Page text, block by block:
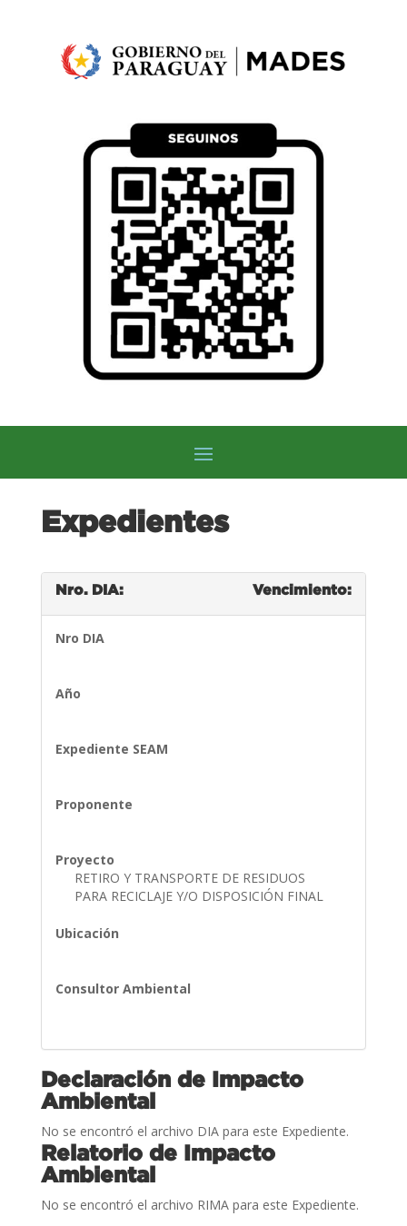
Expedientes
Nro. DIA: Vencimiento:
Nro DIA
Año
Expediente SEAM
Proponente
Proyecto
RETIRO Y TRANSPORTE DE RESIDUOS
PARA RECICLAJE Y/O DISPOSICIÓN FINAL
Ubicación
Consultor Ambiental
Declaración de Impacto
Ambiental
No se encontró el archivo DIA para este Expediente.
Relatorio de Impacto
Ambiental
No se encontró el archivo RIMA para este Expediente.